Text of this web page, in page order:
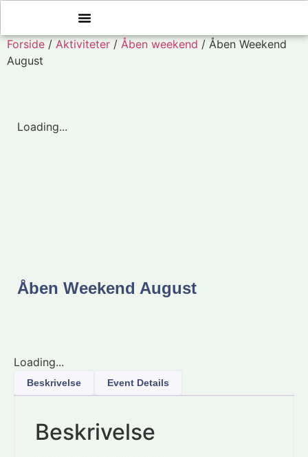
Forside / Aktiviteter / Åben weekend / Åben Weekend
August
Loading...
Åben Weekend August
Loading...
Beskrivelse Event Details
Beskrivelse